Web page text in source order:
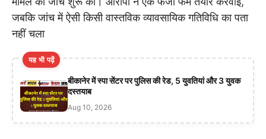
जबकि जांच में ऐसी किसी वास्तविक व्यावसायिक गतिविधि का पता
नहीं चला
यह भी पढ़ें
बीकानेर में स्पा सेंटर पर पुलिस की रेड, 5 युवतियां और 3 युवक
दस्तयाब
Aug 10, 2026